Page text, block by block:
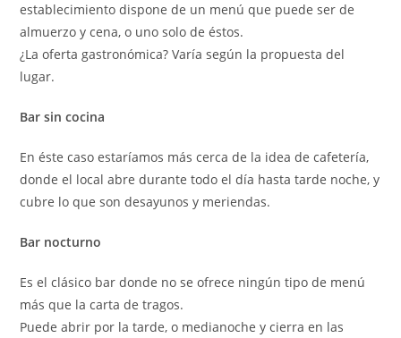
establecimiento dispone de un menú que puede ser de
almuerzo y cena, o uno solo de éstos.
¿La oferta gastronómica? Varía según la propuesta del
lugar.
Bar sin cocina
En éste caso estaríamos más cerca de la idea de cafetería,
donde el local abre durante todo el día hasta tarde noche, y
cubre lo que son desayunos y meriendas.
Bar nocturno
Es el clásico bar donde no se ofrece ningún tipo de menú
más que la carta de tragos.
Puede abrir por la tarde, o medianoche y cierra en las